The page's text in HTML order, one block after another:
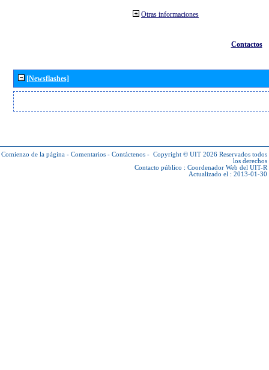
Otras informaciones
Contactos
[Newsflashes]
Comienzo de la página - Comentarios - Contáctenos - Copyright © UIT 2026 Reservados todos
los derechos
Contacto público : Coordenador Web del UIT-R
Actualizado el : 2013-01-30